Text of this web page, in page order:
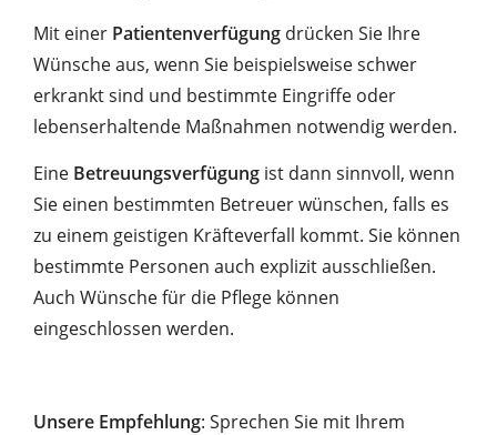
Mit einer Patientenverfügung drücken Sie Ihre
Wünsche aus, wenn Sie beispielsweise schwer
erkrankt sind und bestimmte Eingriffe oder
lebenserhaltende Maßnahmen notwendig werden.
Eine Betreuungsverfügung ist dann sinnvoll, wenn
Sie einen bestimmten Betreuer wünschen, falls es
zu einem geistigen Kräfteverfall kommt. Sie können
bestimmte Personen auch explizit ausschließen.
Auch Wünsche für die Pflege können
eingeschlossen werden.
Unsere Empfehlung: Sprechen Sie mit Ihrem